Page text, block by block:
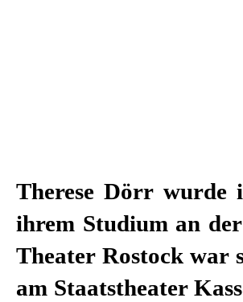
Therese Dörr wurde
ihrem Studium an
Theater Rostock war
am Staatstheater
Kimmig, Roger
Bösch, Burkhard C.
Paul Koek, Jan
Bodó und Schirin